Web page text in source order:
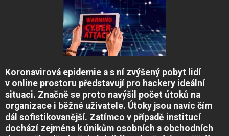
Koronavirová epidemie a s ní zvýšený pobyt lidí
v online prostoru představují pro hackery ideální
situaci. Značně se proto navýšil počet útoků na
organizace i běžné uživatele. Útoky jsou navíc čím
dál sofistikovanější. Zatímco v případě institucí
dochází zejména k únikům osobních a obchodních